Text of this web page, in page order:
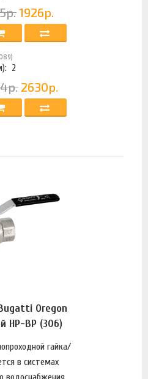
1926р.
2
2630р.
Oregon
НР-ВР (306)
гайка/
в системах